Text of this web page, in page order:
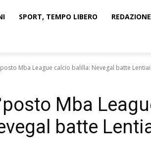
SPORT, TEMPO LIBERO
Mba League calcio balilla: Nevegal batte Lentiai
Mba
batte